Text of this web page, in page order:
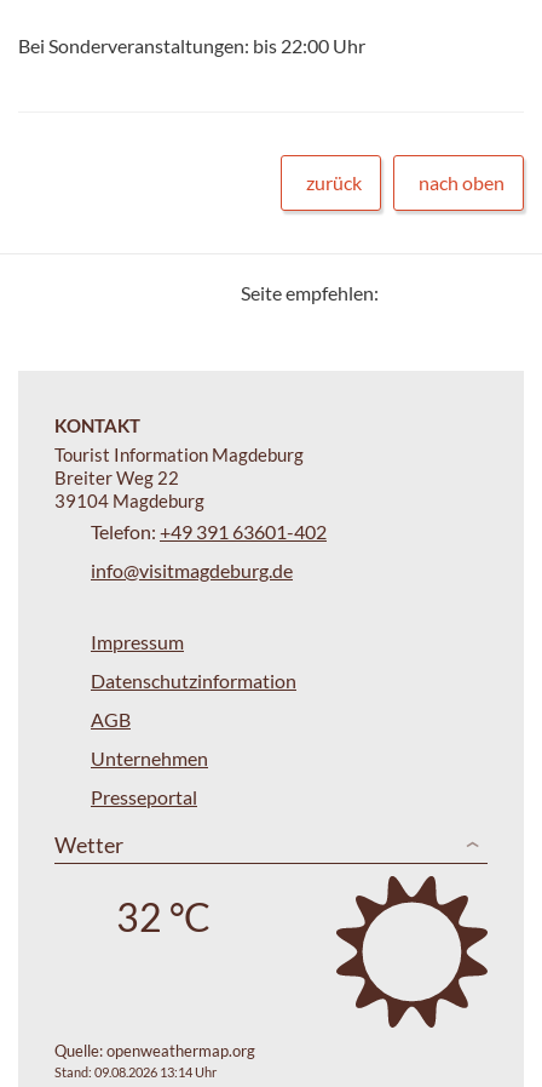
Bei Sonderveranstaltungen: bis 22:00 Uhr
zurück nach oben
Seite empfehlen:
KONTAKT
Tourist Information Magdeburg
Breiter Weg 22
39104 Magdeburg
Telefon: +49 391 63601-402
info@visitmagdeburg.de
Impressum
Datenschutzinformation
AGB
Unternehmen
Presseportal
Wetter
32 °C
Quelle:openweathermap.org
Stand: 09.08.2026 13:14 Uhr